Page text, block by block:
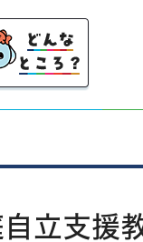
立支援